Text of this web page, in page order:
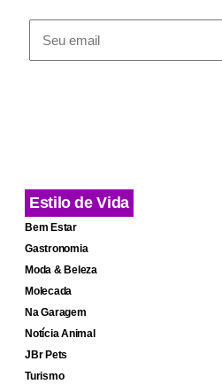
Jornais estatais diss eram
seu filho adotivo Maddox.
Estilo de Vida
Bem Estar
Gastronomia
Moda & Beleza
Molecada
Na Garagem
Notícia Animal
JBr Pets
Turismo